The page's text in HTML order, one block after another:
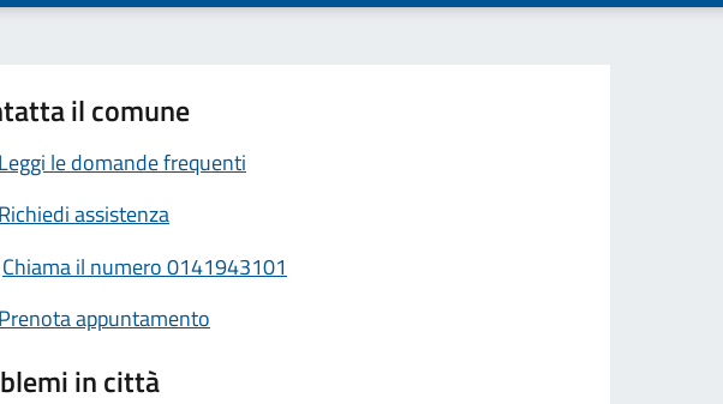
il comune
Leggi le domande frequenti
Richiedi assistenza
Chiama il numero 0141943101
Prenota appuntamento
in città